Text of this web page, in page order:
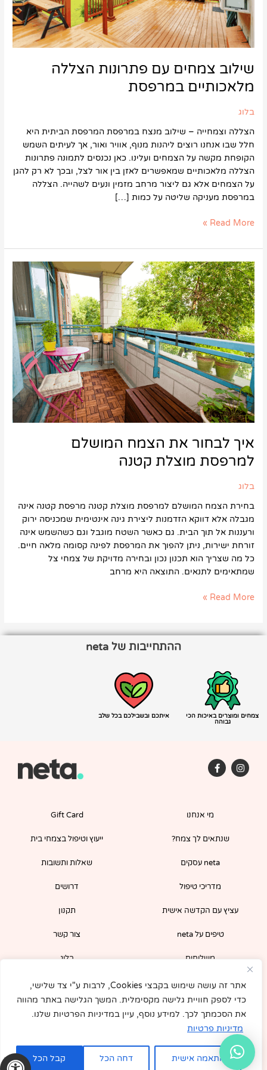
אתר זה עושה שימוש בקבצי Cookies, לרבות ע"י צד שלישי,
כדי לספק חוויית גלישה מקסימלית. המשך הגלישה באתר מהווה
את הסכמתך לכך. למידע נוסף, עיין במדיניות הפרטיות שלנו.
מדיניות פרטיות
התאמה אישית דחה הכל קבל הכל
שילוב צמחים עם פתרונות הצללה
מלאכותיים במרפסת
בלוג
הצללה וצמחייה – שילוב מנצח במרפסת המרפסת הביתית היא
חלל שבו אנחנו רוצים ליהנות מנוף, אוויר ואור, אך לעיתים השמש
הקופחת מקשה על הצמחים ועלינו. כאן נכנסים לתמונה פתרונות
הצללה מלאכותיים שמאפשרים לאזן בין אור לצל, ובכך לא רק להגן
על הצמחים אלא גם ליצור מרחב מזמין ונעים לשהייה. הצללה
במרפסת מעניקה שליטה על כמות […]
Read More »
איך לבחור את הצמח המושלם
למרפסת מוצלת קטנה
בלוג
בחירת הצמח המושלם למרפסת מוצלת קטנה מרפסת קטנה אינה
מגבלה אלא דווקא הזדמנות ליצירת גינה אינטימית שמכניסה ירוק
ורעננות אל תוך הבית. גם כאשר השטח מוגבל וגם כשהשמש אינה
זורחת ישירות, ניתן להפוך את המרפסת לפינה קסומה מלאה חיים.
כל מה שצריך הוא תכנון נכון ובחירה מדויקת של צמחי צל
שמתאימים לתנאים. התוצאה היא מרחב
איך
לבחור
את
הצמח
המושלם
למרפסת
מוצלת
קטנה
Read More »
ההתחייבות של neta
צמחים ומוצרים באיכות הכי
גבוהה
איתכם ובשבילכם בכל שלב
I
n
s
F
a
c
o
-
f
מי אנחנו
שנתאים לך צמח?
neta עסקים
מדריכי טיפול
עציץ עם הקדשה אישית
טיפים על neta
משלוחים
Gift Card
ייעוץ וטיפול בצמחי בית
שאלות ותשובות
דרושים
תקנון
צור קשר
בלוג
מיידית באתר!